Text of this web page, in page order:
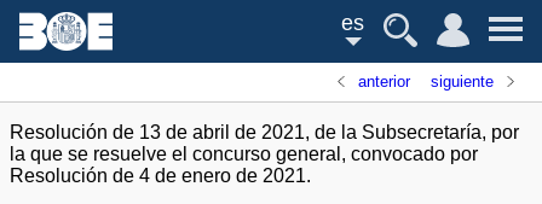
es
anterior siguiente
Resolución de 13 de abril de 2021, de la Subsecretaría, por
la que se resuelve el concurso general, convocado por
Resolución de 4 de enero de 2021.